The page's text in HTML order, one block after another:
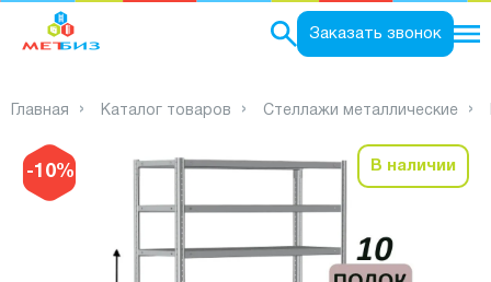
Заказать звонок
Главная Каталог товаров Стеллажи металлические
-10% В наличии